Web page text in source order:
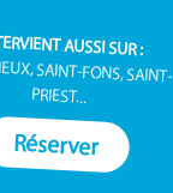
AUSSI SUR :
SAINT-FONS, SAINT-
PRIEST...
Réserver